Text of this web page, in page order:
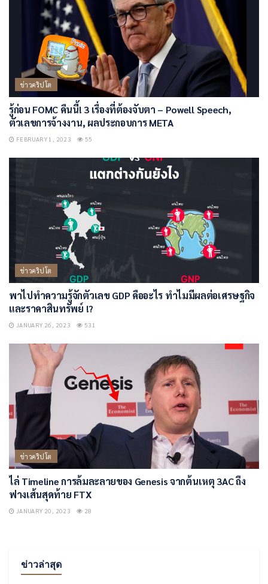
ข่าวคริปโต
รู้ก่อน FOMC คืนนี้! 3 เรื่องที่ต้องจับตา – Powell Speech,
ตัวเลขการจ้างงาน, ผลประกอบการ META
FEBRUARY 1, 2023 55
ข่าวคริปโต
พาไปทำความรู้จักตัวเลข GDP คืออะไร ทำไมมีผลต่อเศรษฐกิจ
และราคาสินทรัพย์ !?
JANUARY 26, 2023 531
ข่าวคริปโต
ไล่ Timeline การล้มละลายของ Genesis จากต้นเหตุ 3AC ถึง
ฟางเส้นสุดท้าย FTX
JANUARY 20, 2023 28
ข่าวล่าสุด